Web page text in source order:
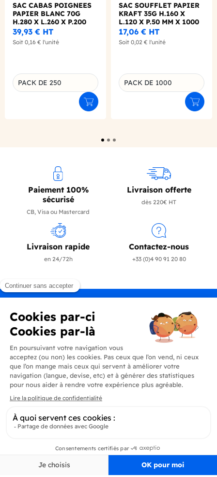
SAC CABAS POIGNEES
PAPIER BLANC 70G
H.280 X L.260 X P.200
MM X250
39,93 € HT
Soit 0,16 € l'unité
Déclinaison du produit
PACK DE 250
Ajouter au panier
SAC SOUFFLET PAPIER
KRAFT 35G H.160 X
L.120 X P.50 MM X 1000
17,06 € HT
Soit 0,02 € l'unité
Déclinaison du produit
PACK DE 1000
Paiement 100%
sécurisé
CB, Visa ou Mastercard
Livraison offerte
dès 220€ HT
Livraison rapide
en 24/72h
Contactez-nous
+33 (0)4 90 91 20 80
Produits
En savoir plus